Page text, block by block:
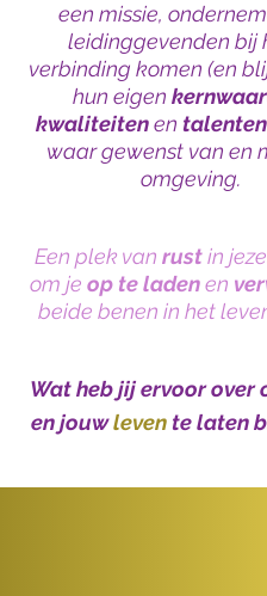
een missie,
leidinggevenden bij
verbinding komen (en
hun eigen
kwaliteitenen talenten
waar gewenst van en
omgeving.
Een plek van rustin
om je op te ladenen
beide benen in het
Wat heb jij ervoor over
en jouw leven te laten